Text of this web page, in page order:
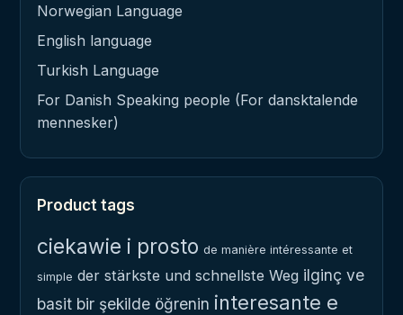
Norwegian Language
English language
Turkish Language
For Danish Speaking people (For dansktalende
mennesker)
Product tags
ciekawie i prosto de manière intéressante et
simple der stärkste und schnellste Weg ilginç ve
basit bir şekilde öğrenin interesante e